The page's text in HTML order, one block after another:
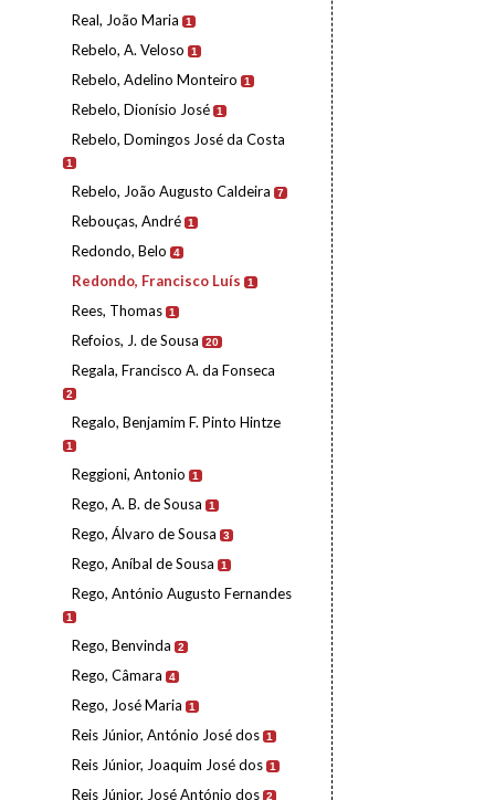
Real, João Maria 1
Rebelo, A. Veloso 1
Rebelo, Adelino Monteiro 1
Rebelo, Dionísio José 1
Rebelo, Domingos José da Costa
1
Rebelo, João Augusto Caldeira 7
Rebouças, André 1
Redondo, Belo 4
Redondo, Francisco Luís 1
Rees, Thomas 1
Refoios, J. de Sousa 20
Regala, Francisco A. da Fonseca
2
Regalo, Benjamim F. Pinto Hintze
1
Reggioni, Antonio 1
Rego, A. B. de Sousa 1
Rego, Álvaro de Sousa 3
Rego, Aníbal de Sousa 1
Rego, António Augusto Fernandes
1
Rego, Benvinda 2
Rego, Câmara 4
Rego, José Maria 1
Reis Júnior, António José dos 1
Reis Júnior, Joaquim José dos 1
Reis Júnior, José António dos 2